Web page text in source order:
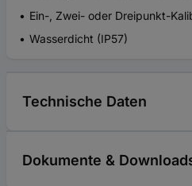
Ein-, Zwei- oder Dreipunkt-
Wasserdicht (IP57)
Technische Daten
Dokumente &